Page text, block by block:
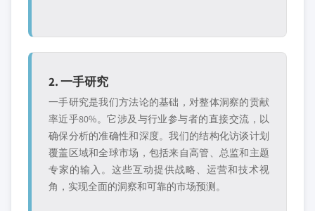
2. 一手研究
一手研究是我们方法论的基础，对整体洞察的贡献
率近乎80%。它涉及与行业参与者的直接交流，以
确保分析的准确性和深度。我们的结构化访谈计划
覆盖区域和全球市场，包括来自高管、总监和主题
专家的输入。这些互动提供战略、运营和技术视
角，实现全面的洞察和可靠的市场预测。